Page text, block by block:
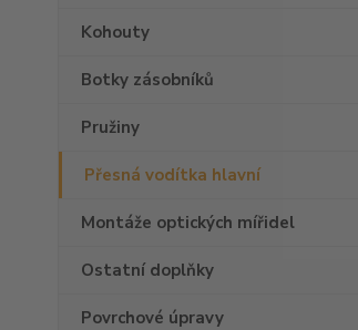
Kohouty
Botky zásobníků
Pružiny
Přesná vodítka hlavní
Montáže optických mířidel
Ostatní doplňky
Povrchové úpravy